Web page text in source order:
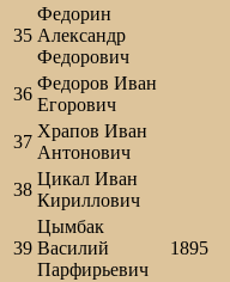
35
Федорин
Александр
Федорович
36
Федоров Иван
Егорович
37
Храпов Иван
Антонович
38
Цикал Иван
Кириллович
39
Цымбак
Василий
Парфирьевич
1895